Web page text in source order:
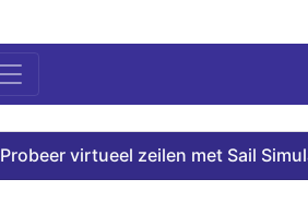
Probeer virtueel zeilen met Sail